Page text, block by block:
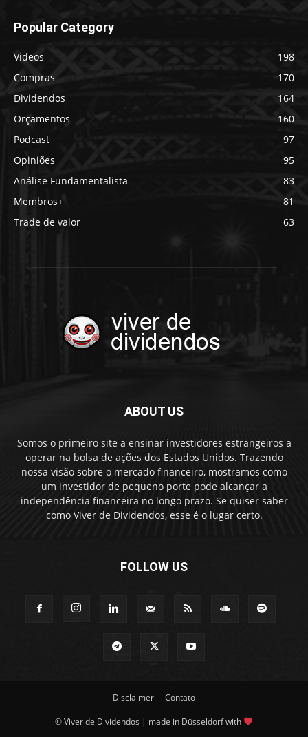
Popular Category
Videos
198
Compras
170
Dividendos
164
Orçamentos
160
Podcast
97
Opiniões
95
Análise Fundamentalista
83
Membros+
81
Trade de valor
63
ABOUT US
Somos o primeiro site a ensinar investidores estrangeiros a
operar na bolsa de ações dos Estados Unidos. Trazendo
nossa visão sobre o mercado financeiro, mostramos como
um investidor de pequeno porte pode alcançar a
independência financeira no longo prazo. Se quiser saber
como Viver de Dividendos, esse é o lugar certo.
FOLLOW US
Disclaimer Contato
© Viver de Dividendos | made in Düsseldorf with